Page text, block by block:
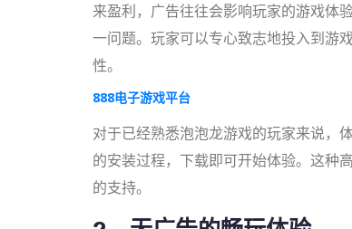
来盈利，广告往往会影响玩家的游戏体
一问题。玩家可以专心致志地投入到游
性。
888电子游戏平台
对于已经熟悉泡泡龙游戏的玩家来说，
的安装过程，下载即可开始体验。这种
的支持。